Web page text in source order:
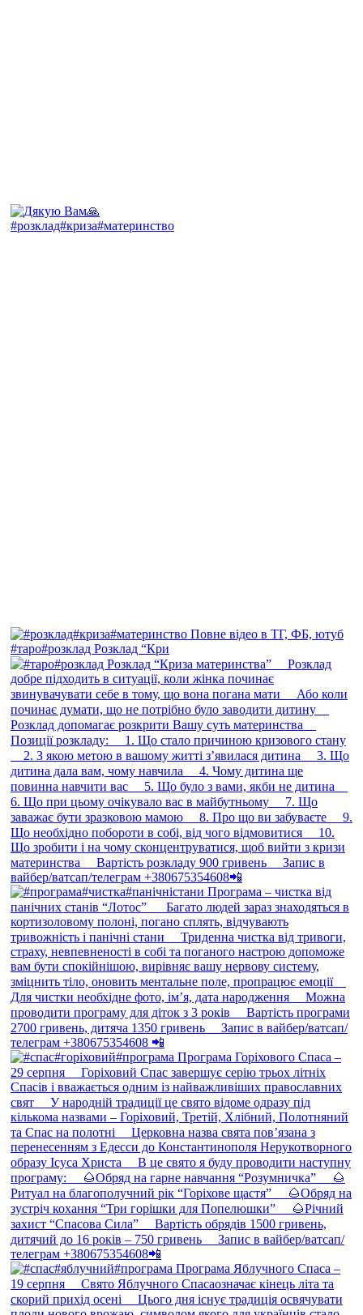
#розклад#криза#материнство
#таро#розклад Розклад “Кри